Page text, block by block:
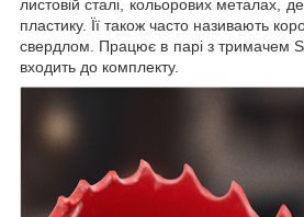
листовій сталі, кольорових металах,
пластику. Її також часто називають
свердлом. Працює в парі з тримачем
входить до комплекту.